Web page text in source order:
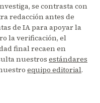
se contrasta con
redacción antes de
de IA para apoyar la
la verificación, el
final recaen en
nuestros estándares
equipo editorial.